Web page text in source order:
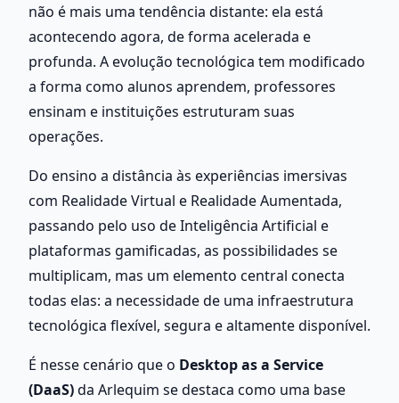
não é mais uma tendência distante: ela está
acontecendo agora, de forma acelerada e
profunda. A evolução tecnológica tem modificado
a forma como alunos aprendem, professores
ensinam e instituições estruturam suas
operações.
Do ensino a distância às experiências imersivas
com Realidade Virtual e Realidade Aumentada,
passando pelo uso de Inteligência Artificial e
plataformas gamificadas, as possibilidades se
multiplicam, mas um elemento central conecta
todas elas: a necessidade de uma infraestrutura
tecnológica flexível, segura e altamente disponível.
É nesse cenário que o Desktop as a Service
(DaaS) da Arlequim se destaca como uma base